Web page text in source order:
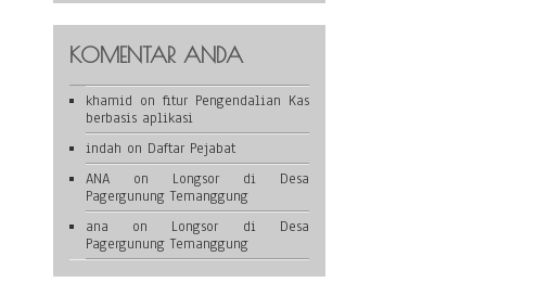
KOMENTAR ANDA
khamid on fitur Pengendalian Kas
berbasis aplikasi
indah on Daftar Pejabat
ANAon Longsor di Desa
Pagergunung Temanggung
ana on Longsor di Desa
Pagergunung Temanggung